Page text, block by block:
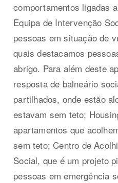
comportamentos ligadas
Equipa de Intervenção
pessoas em situação de
quais destacamos
abrigo. Para além deste
resposta de balneário
partilhados, onde estão
estavam sem teto;
apartamentos que
sem teto; Centro de
Social, que é um projeto
pessoas em emergência